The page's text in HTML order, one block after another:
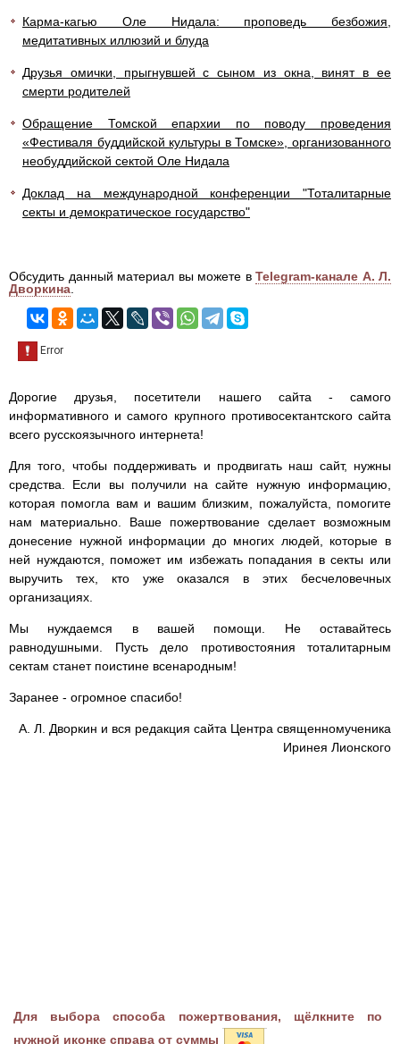
Карма-кагью Оле Нидала: проповедь безбожия,
медитативных иллюзий и блуда
Друзья омички, прыгнувшей с сыном из окна, винят в ее
смерти родителей
Обращение Томской епархии по поводу проведения
«Фестиваля буддийской культуры в Томске», организованного
необуддийской сектой Оле Нидала
Доклад на международной конференции "Тоталитарные
секты и демократическое государство"
Обсудить данный материал вы можете в Telegram-канале А. Л.
Дворкина
Дорогие друзья, посетители нашего сайта - самого
информативного и самого крупного противосектантского сайта
всего русскоязычного интернета!
Для того, чтобы поддерживать и продвигать наш сайт, нужны
средства. Если вы получили на сайте нужную информацию,
которая помогла вам и вашим близким, пожалуйста, помогите
нам материально. Ваше пожертвование сделает возможным
донесение нужной информации до многих людей, которые в
ней нуждаются, поможет им избежать попадания в секты или
выручить тех, кто уже оказался в этих бесчеловечных
организациях.
Мы нуждаемся в вашей помощи. Не оставайтесь
равнодушными. Пусть дело противостояния тоталитарным
сектам станет поистине всенародным!
Заранее - огромное спасибо!
А. Л. Дворкин и вся редакция сайта Центра священномученика
Иринея Лионского
Для выбора способа пожертвования, щёлкните по
нужной иконке справа от суммы